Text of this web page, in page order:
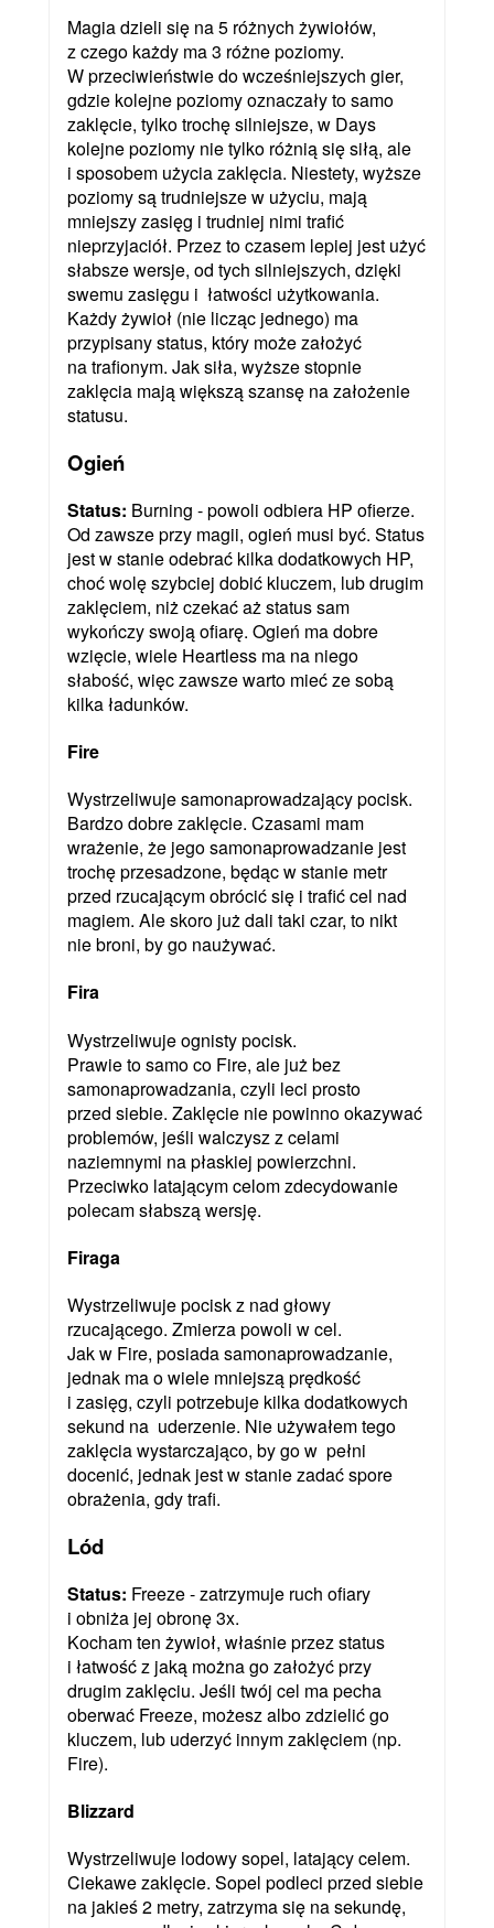
Magia dzieli się na 5 różnych żywiołów,
z czego każdy ma 3 różne poziomy.
W przeciwieństwie do wcześniejszych gier,
gdzie kolejne poziomy oznaczały to samo
zaklęcie, tylko trochę silniejsze, w Days
kolejne poziomy nie tylko różnią się siłą, ale
i sposobem użycia zaklęcia. Niestety, wyższe
poziomy są trudniejsze w użyciu, mają
mniejszy zasięg i trudniej nimi trafić
nieprzyjaciół. Przez to czasem lepiej jest użyć
słabsze wersje, od tych silniejszych, dzięki
swemu zasięgu i łatwości użytkowania.
Każdy żywioł (nie licząc jednego) ma
przypisany status, który może założyć
na trafionym. Jak siła, wyższe stopnie
zaklęcia mają większą szansę na założenie
statusu.
Ogień
Status: Burning - powoli odbiera HP ofierze.
Od zawsze przy magii, ogień musi być. Status
jest w stanie odebrać kilka dodatkowych HP,
choć wolę szybciej dobić kluczem, lub drugim
zaklęciem, niż czekać aż status sam
wykończy swoją ofiarę. Ogień ma dobre
wzięcie, wiele Heartless ma na niego
słabość, więc zawsze warto mieć ze sobą
kilka ładunków.
Fire
Wystrzeliwuje samonaprowadzający pocisk.
Bardzo dobre zaklęcie. Czasami mam
wrażenie, że jego samonaprowadzanie jest
trochę przesadzone, będąc w stanie metr
przed rzucającym obrócić się i trafić cel nad
magiem. Ale skoro już dali taki czar, to nikt
nie broni, by go naużywać.
Fira
Wystrzeliwuje ognisty pocisk.
Prawie to samo co Fire, ale już bez
samonaprowadzania, czyli leci prosto
przed siebie. Zaklęcie nie powinno okazywać
problemów, jeśli walczysz z celami
naziemnymi na płaskiej powierzchni.
Przeciwko latającym celom zdecydowanie
polecam słabszą wersję.
Firaga
Wystrzeliwuje pocisk z nad głowy
rzucającego. Zmierza powoli w cel.
Jak w Fire, posiada samonaprowadzanie,
jednak ma o wiele mniejszą prędkość
i zasięg, czyli potrzebuje kilka dodatkowych
sekund na uderzenie. Nie używałem tego
zaklęcia wystarczająco, by go w pełni
docenić, jednak jest w stanie zadać spore
obrażenia, gdy trafi.
Lód
Status: Freeze - zatrzymuje ruch ofiary
i obniża jej obronę 3x.
Kocham ten żywioł, właśnie przez status
i łatwość z jaką można go założyć przy
drugim zaklęciu. Jeśli twój cel ma pecha
oberwać Freeze, możesz albo zdzielić go
kluczem, lub uderzyć innym zaklęciem (np.
Fire).
Blizzard
Wystrzeliwuje lodowy sopel, latający celem.
Ciekawe zaklęcie. Sopel podleci przed siebie
na jakieś 2 metry, zatrzyma się na sekundę,